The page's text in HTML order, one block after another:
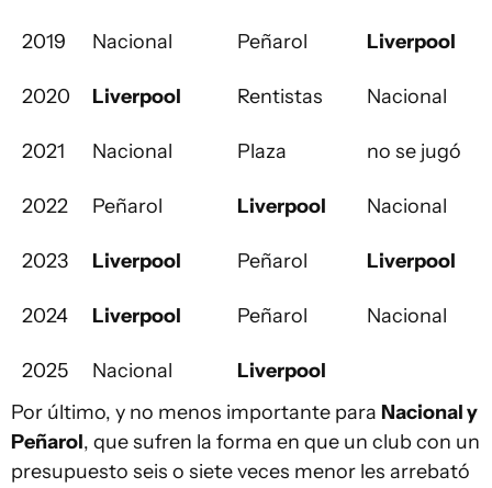
2019 Nacional Peñarol Liverpool
2020 Liverpool Rentistas Nacional
2021 Nacional Plaza no se jugó
2022 Peñarol Liverpool Nacional
2023 Liverpool Peñarol Liverpool
2024 Liverpool Peñarol Nacional
2025 Nacional
Liverpool
Por último, y no menos importante para Nacional y
Peñarol, que sufren la forma en que un club con un
presupuesto seis o siete veces menor les arrebató